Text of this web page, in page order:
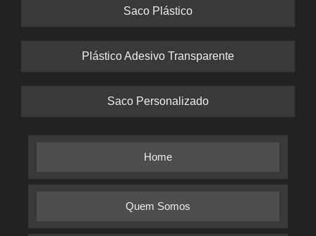
Saco Plástico
Plástico Adesivo Transparente
Saco Personalizado
Home
Quem Somos